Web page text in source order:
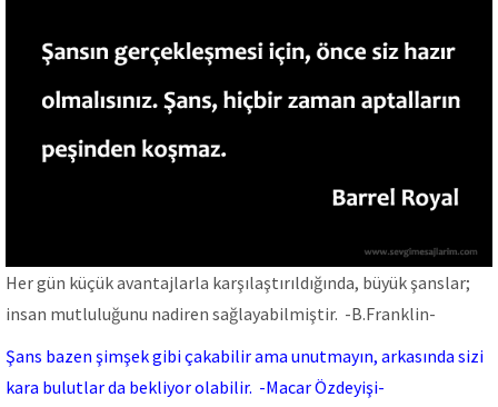
Her gün küçük avantajlarla karşılaştırıldığında, büyük şanslar;
insan mutluluğunu nadiren sağlayabilmiştir. -B.Franklin-
Şans bazen şimşek gibi çakabilir ama unutmayın, arkasında sizi
kara bulutlar da bekliyor olabilir. -Macar Özdeyişi-